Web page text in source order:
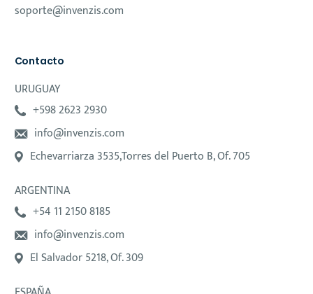
soporte@invenzis.com
Contacto
URUGUAY
+598 2623 2930
info@invenzis.com
Echevarriarza 3535,Torres del Puerto B, Of. 705
ARGENTINA
+54 11 2150 8185
info@invenzis.com
El Salvador 5218, Of. 309